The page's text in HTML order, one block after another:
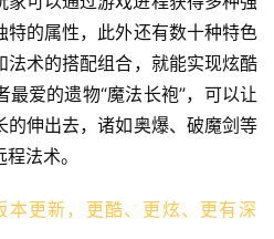
特的属性，此外还有数十种特色
法术的搭配组合，就能实现炫酷
爱的遗物“魔法长袍”，可以让
的伸出去，诸如奥爆、破魔剑等
法术。